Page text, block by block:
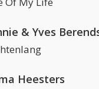
& Yves
Heesters